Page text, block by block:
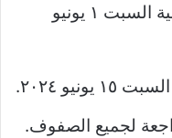
بدء امتحانات الدبلومات الفنية السبت ١ يونيو
٢٠٢٤.
لجميع الصفوف.